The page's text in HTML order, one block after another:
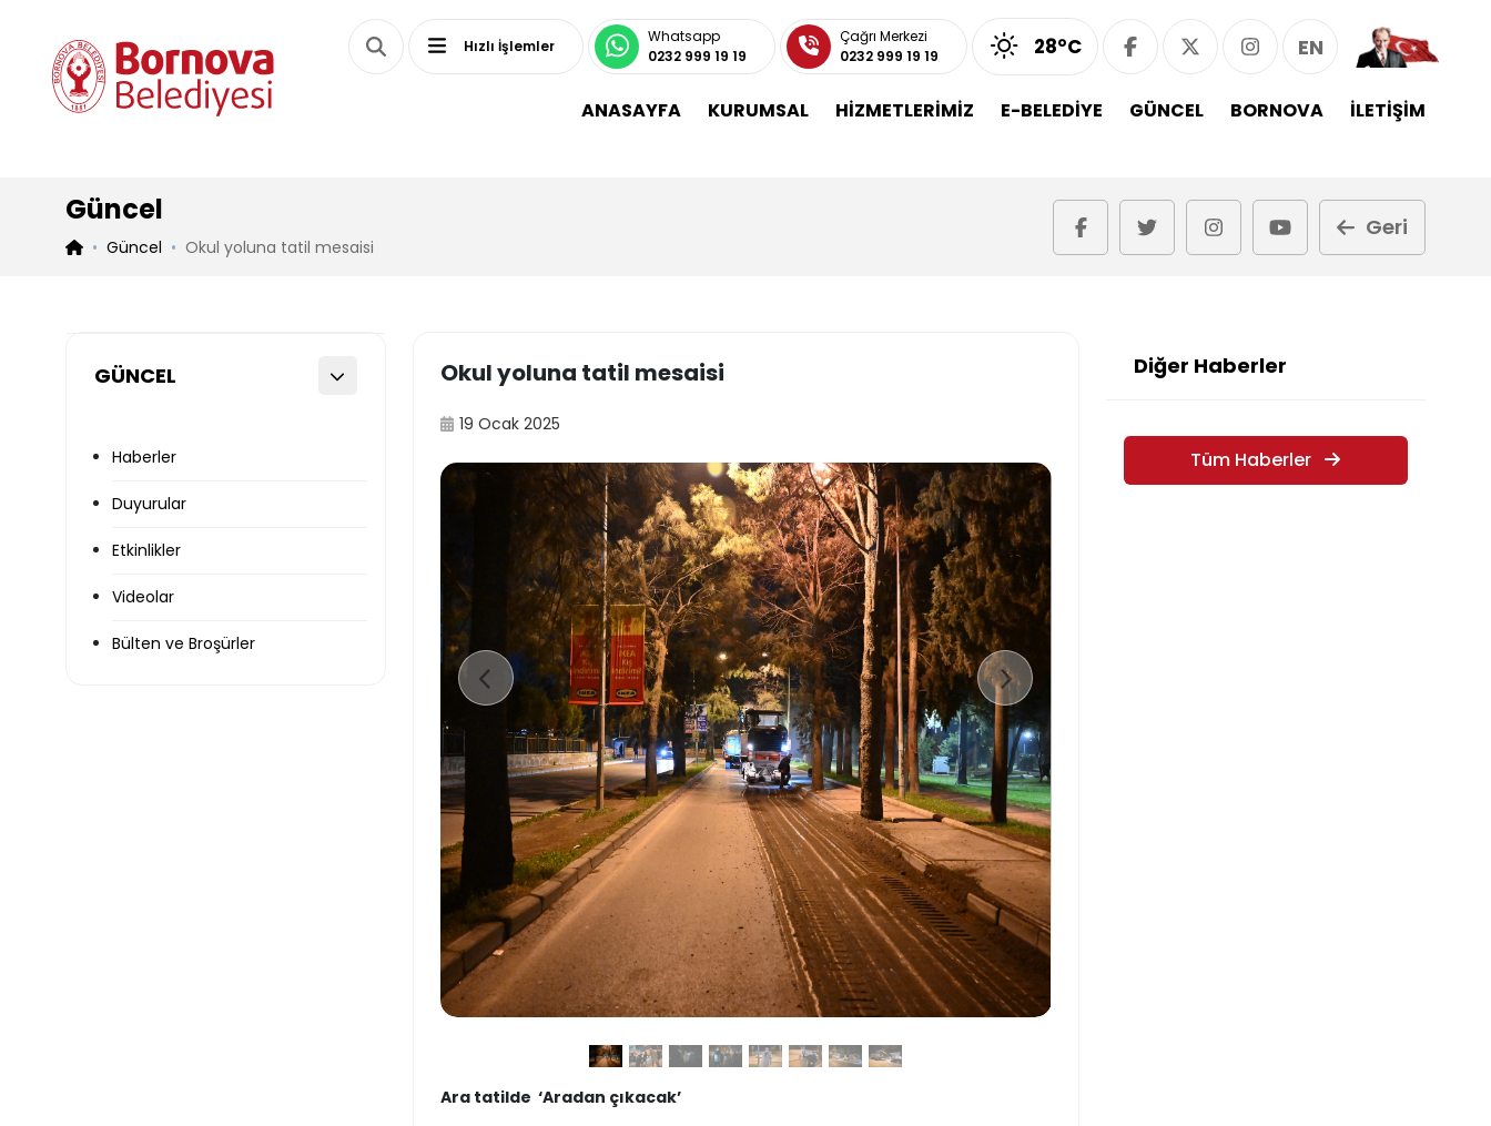
Hızlı İşlemler
Whatsapp
0232 999 19 19
Çağrı Merkezi
0232 999 19 19
28°C EN
ANASAYFA KURUMSAL HİZMETLERİMİZ E-BELEDİYE GÜNCEL BORNOVA İLETİŞİM
Güncel
Güncel Okul yoluna tatil mesaisi
Geri
GÜNCEL
Haberler
Duyurular
Etkinlikler
Videolar
Bülten ve Broşürler
Okul yoluna tatil mesaisi
19 Ocak 2025
Ara tatilde ‘Aradan çıkacak’
Diğer Haberler
Tüm Haberler